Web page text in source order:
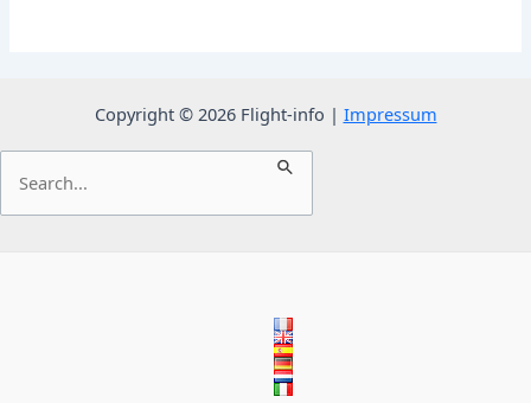
Copyright © 2026 Flight-info | Impressum
nach: